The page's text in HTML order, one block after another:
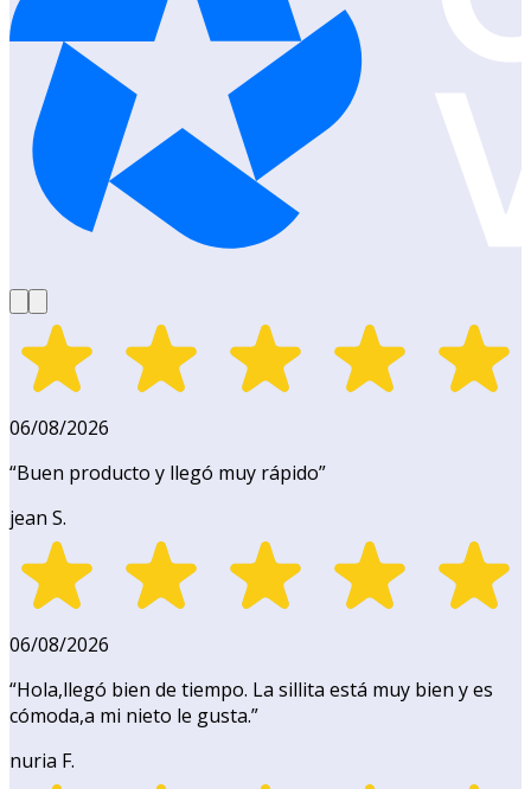
06/08/2026
“Buen producto y llegó muy rápido”
jean S.
06/08/2026
“Hola,llegó bien de tiempo. La sillita está muy bien y es
cómoda,a mi nieto le gusta.”
nuria F.